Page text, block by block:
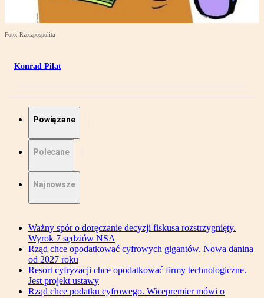
Foto: Rzeczpospolita
Konrad Piłat
Powiązane
Polecane
Najnowsze
Ważny spór o doręczanie decyzji fiskusa rozstrzygnięty.
Wyrok 7 sędziów NSA
Rząd chce opodatkować cyfrowych gigantów. Nowa danina
od 2027 roku
Resort cyfryzacji chce opodatkować firmy technologiczne.
Jest projekt ustawy
Rząd chce podatku cyfrowego. Wicepremier mówi o